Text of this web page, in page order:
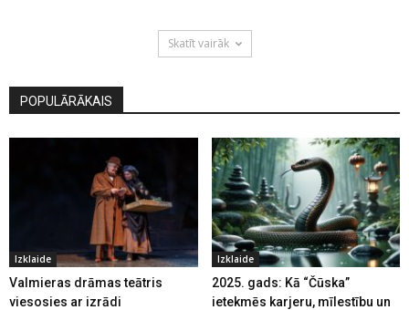
Skatīt vairāk
POPULĀRĀKAIS
Izklaide
Valmieras drāmas teātris
viesosies ar izrādi
Izklaide
2025. gads: Kā “Čūska”
ietekmēs karjeru, mīlestību un